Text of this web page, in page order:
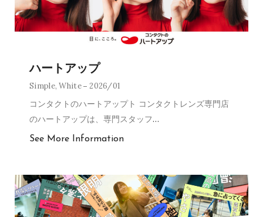
ハートアップ
Simple,White 2026/01
コンタクトのハートアップト コンタクトレンズ専門店
のハートアップは、専門スタッフ…
See More Information